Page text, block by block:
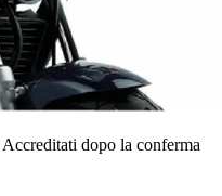
Accreditati dopo la conferma